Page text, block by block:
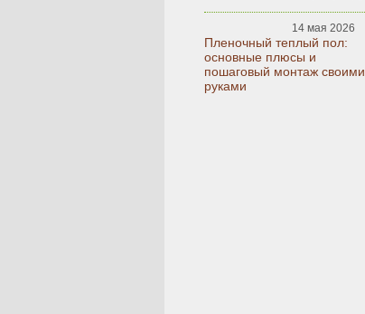
14 мая 2026
Пленочный теплый пол:
основные плюсы и
пошаговый монтаж своими
руками